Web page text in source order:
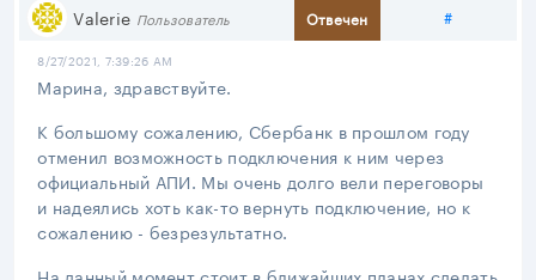
Valerie Пользователь Отвечен #
8/27/2021, 7:39:26 AM
Марина, здравствуйте.
К большому сожалению, Сбербанк в прошлом году
отменил возможность подключения к ним через
официальный АПИ. Мы очень долго вели переговоры
и надеялись хоть как-то вернуть подключение, но к
сожалению - безрезультатно.